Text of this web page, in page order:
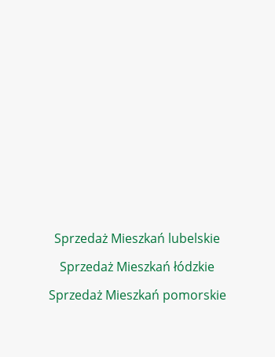
Sprzedaż Mieszkań lubelskie
Sprzedaż Mieszkań łódzkie
Sprzedaż Mieszkań pomorskie